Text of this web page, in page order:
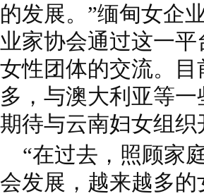
的发展。”缅甸女企
业家协会通过这一平
女性团体的交流。目
多，与澳大利亚等
期待与云南妇女组
“在过去，照顾家
会发展，越来越多